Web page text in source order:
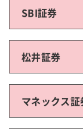
SBI証券
松井証券
マネックス証